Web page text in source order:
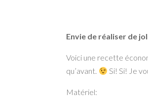
Envie de réaliser de
Voici une recette
qu’avant.
Si! Si! Je
Matériel: